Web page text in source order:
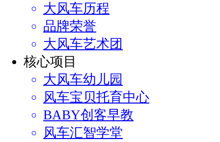
大风车历程
品牌荣誉
大风车艺术团
核心项目
大风车幼儿园
风车宝贝托育中心
BABY创客早教
风车汇智学堂